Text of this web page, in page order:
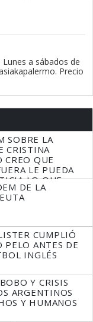
a sábados de
Precio
SOBRE LA
CRISTINA
CREO QUE
LE PUEDA
LO QUE
DE LA
CUMPLIÓ
PELO ANTES DE
INGLÉS
Y CRISIS
ARGENTINOS
Y HUMANOS